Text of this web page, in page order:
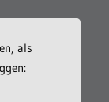
als